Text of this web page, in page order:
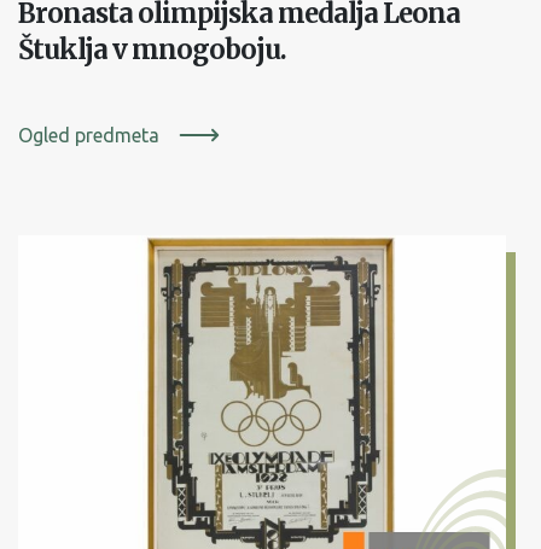
Bronasta olimpijska medalja Leona
Štuklja v mnogoboju.
Ogled predmeta